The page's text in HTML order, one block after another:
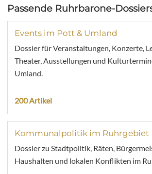
Passende Ruhrbarone-
Events im Pott & Umland
Dossier für Veranstaltungen, Konzerte,
Theater, Ausstellungen und
Umland.
200 Artikel
Kommunalpolitik im Ruhrgebiet
Dossier zu Stadtpolitik, Räten,
Haushalten und lokalen Konflikten im